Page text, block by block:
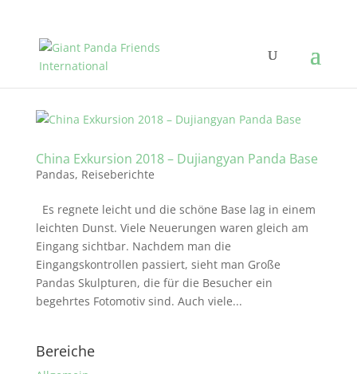
China Exkursion 2018 – Dujiangyan Panda Base
Pandas, Reiseberichte
Es regnete leicht und die schöne Base lag in einem
leichten Dunst. Viele Neuerungen waren gleich am
Eingang sichtbar. Nachdem man die
Eingangskontrollen passiert, sieht man Große
Pandas Skulpturen, die für die Besucher ein
begehrtes Fotomotiv sind. Auch viele...
Bereiche